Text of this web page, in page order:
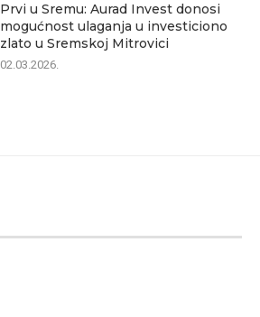
Prvi u Sremu: Aurad Invest donosi
mogućnost ulaganja u investiciono
zlato u Sremskoj Mitrovici
02.03.2026.